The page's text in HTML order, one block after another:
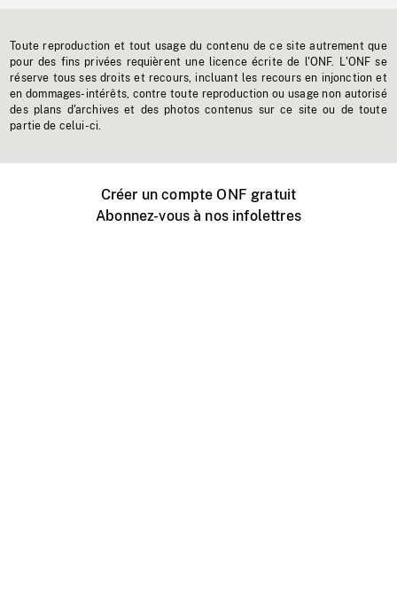
Toute reproduction et tout usage du contenu de ce site autrement que
pour des fins privées requièrent une licence écrite de l'ONF. L'ONF se
réserve tous ses droits et recours, incluant les recours en injonction et
en dommages-intérêts, contre toute reproduction ou usage non autorisé
des plans d'archives et des photos contenus sur ce site ou de toute
partie de celui-ci.
Créer un compte ONF gratuit
Abonnez-vous à nos infolettres